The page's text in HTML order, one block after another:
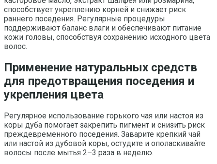
способствует укреплению корней и снижает риск
раннего поседения. Регулярные процедуры
поддерживают баланс влаги и обеспечивают питание
кожи головы, способствуя сохранению исходного цвета
волос.
Применение натуральных средств
для предотвращения поседения и
укрепления цвета
Регулярное использование горького чая или настоя из
коры дуба помогает закрепить пигмент и снизить риск
преждевременного поседения. Заварите крепкий чай
или настой из дубовой коры, остудите и ополаскивайте
волосы после мытья 2–3 раза в неделю.